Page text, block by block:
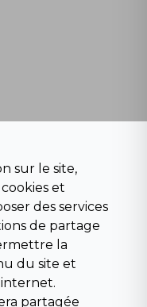
Août
sur le site,
et
des services
de partage
la
du site et
internet.
partagée